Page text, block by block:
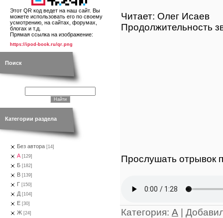
Этот QR код ведет на наш сайт. Вы
можете использовать его по своему
усмотрению, на сайтах, форумах,
блогах и т.д.
Прямая ссылка на изображение:
https://ipod-book.ru/qr.png
Поиск
Категории раздела
Без автора [14]
А [129]
Б [182]
В [139]
Г [150]
Д [104]
Е [30]
Ж [24]
Читает: Олег Исаев
Продолжительность
Прослушать отрывок
Категория: А |